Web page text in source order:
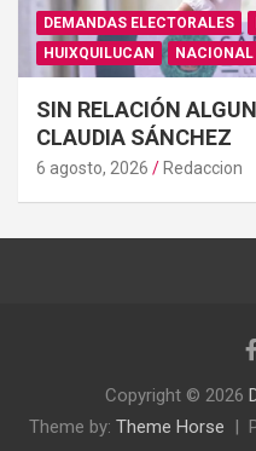
DEMANDAS ELECTORALES
HUIXQUILUCAN
NACIONAL
SIN RELACIÓN
CLAUDIA SÁNCHEZ
6 agosto, 2026 Redaccion
Copyright © 2026
Theme by: Theme Horse